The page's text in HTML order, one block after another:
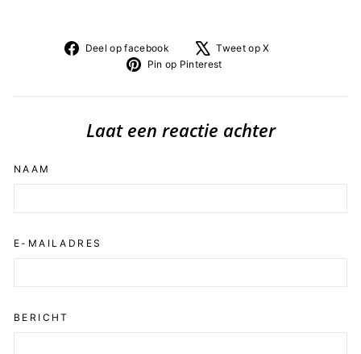
Deel op facebook
Deel
op
Tweet op X
Pin op Pinterest
Laat een reactie achter
NAAM
E-MAILADRES
BERICHT